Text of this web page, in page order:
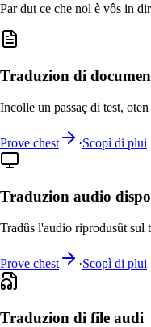
Par dut ce che nol è vôs in
Traduzion di
Incolle un passaç di test,
Prove chest ·Scopì di plui
Traduzion audio
Tradûs l'audio riprodusût sul
Prove chest ·Scopì di plui
Traduzion di file audi